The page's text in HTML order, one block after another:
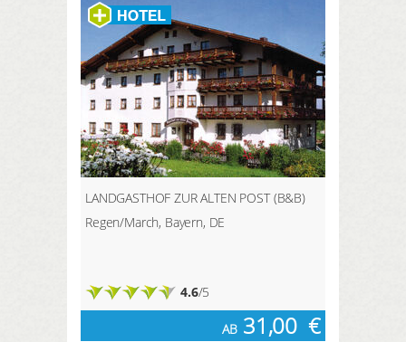
Von der Aussichtsplattform in 38 m
Höhe haben Sie einen
wunderschönen Blick über die
Landschaft des Harzes.
LANDGASTHOF ZUR ALTEN POST (B&B)
Regen/March, Bayern, DE
4.6/5
AB 31,00 €